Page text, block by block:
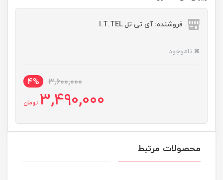
فروشنده: آی تی تل I.T.TEL
ناموجود
3,600,000
4%
3,490,000 تومان
محصولات مرتبط